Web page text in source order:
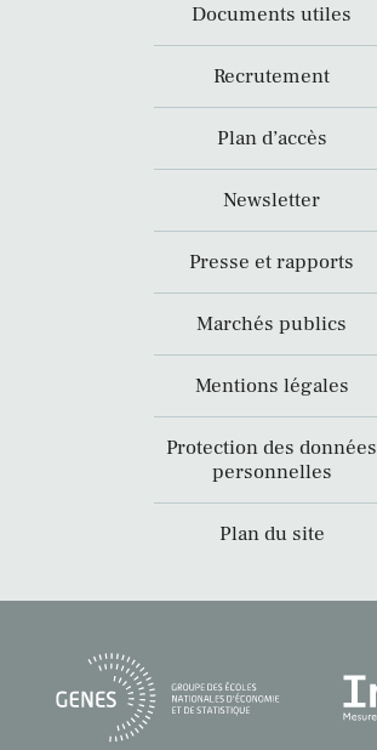
Documents utiles
Recrutement
Plan d’accès
Newsletter
Presse et rapports
Marchés publics
Mentions légales
Protection des données
personnelles
Plan du site